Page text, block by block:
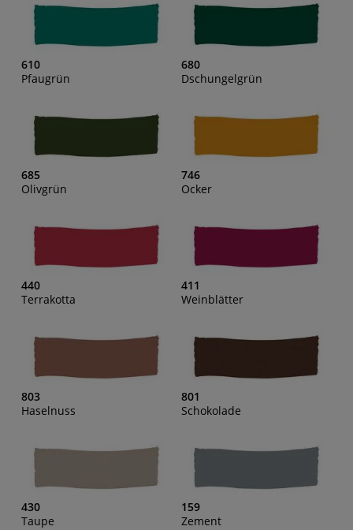
610
Pfaugrün
680
Dschungelgrün
685
Olivgrün
746
Ocker
440
Terrakotta
411
Weinblätter
803
Haselnuss
801
Schokolade
430
Taupe
159
Zement